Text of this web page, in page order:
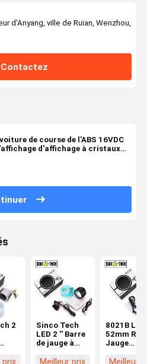
d'Anyang, ville de Ruian, Wenzhou,
Contactez
de course de l'ABS 16VDC
d'affichage à cristaux
2
Sinco Tech
LED 2 '' Barre
de jauge à
Meter 6113B
8021B LED
52mm
Jauge
Auto